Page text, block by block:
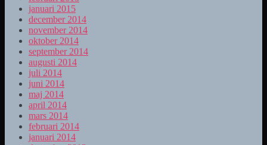
januari 2015
december 2014
november 2014
oktober 2014
september 2014
augusti 2014
juli 2014
juni 2014
maj 2014
april 2014
mars 2014
februari 2014
januari 2014